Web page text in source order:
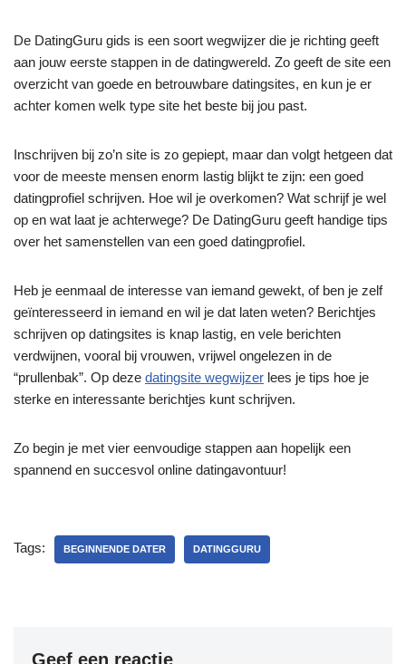
De DatingGuru gids is een soort wegwijzer die je richting geeft
aan jouw eerste stappen in de datingwereld. Zo geeft de site een
overzicht van goede en betrouwbare datingsites, en kun je er
achter komen welk type site het beste bij jou past.
Inschrijven bij zo’n site is zo gepiept, maar dan volgt hetgeen dat
voor de meeste mensen enorm lastig blijkt te zijn: een goed
datingprofiel schrijven. Hoe wil je overkomen? Wat schrijf je wel
op en wat laat je achterwege? De DatingGuru geeft handige tips
over het samenstellen van een goed datingprofiel.
Heb je eenmaal de interesse van iemand gewekt, of ben je zelf
geïnteresseerd in iemand en wil je dat laten weten? Berichtjes
schrijven op datingsites is knap lastig, en vele berichten
verdwijnen, vooral bij vrouwen, vrijwel ongelezen in de
“prullenbak”. Op deze datingsite wegwijzer lees je tips hoe je
sterke en interessante berichtjes kunt schrijven.
Zo begin je met vier eenvoudige stappen aan hopelijk een
spannend en succesvol online datingavontuur!
Tags: BEGINNENDE DATER DATINGGURU
Geef een reactie